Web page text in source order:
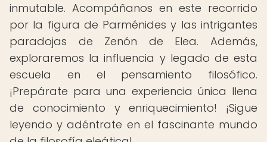
inmutable. Acompáñanos en este recorrido
por la figura de Parménides y las intrigantes
paradojas de Zenón de Elea. Además,
exploraremos la influencia y legado de esta
escuela en el pensamiento filosófico.
¡Prepárate para una experiencia única llena
de conocimiento y enriquecimiento! ¡Sigue
leyendo y adéntrate en el fascinante mundo